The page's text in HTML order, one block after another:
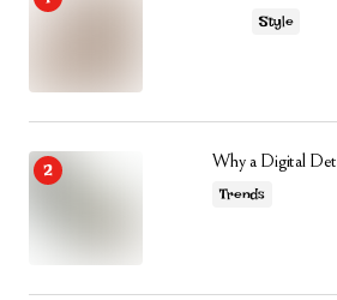
Style
Why a Digital
Trends